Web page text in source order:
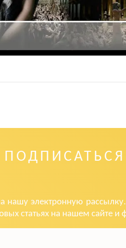
нашу электронную
статьях на нашем сайте